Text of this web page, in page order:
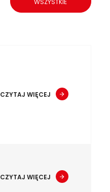
WSZYSTKIE
CZYTAJ WIĘCEJ
CZYTAJ WIĘCEJ